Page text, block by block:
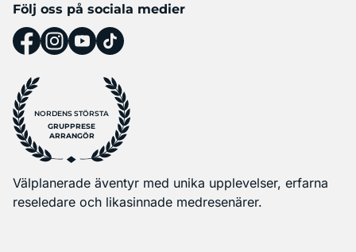
Följ oss på sociala medier
NORDENS STÖRSTA
GRUPPRESE
ARRANGÖR
Välplanerade äventyr med unika upplevelser, erfarna
reseledare och likasinnade medresenärer.